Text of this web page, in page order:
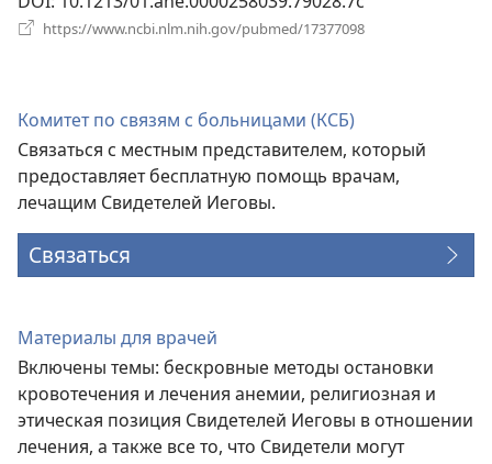
https://www.ncbi.nlm.nih.gov/pubmed/17377098
Комитет по связям с больницами (КСБ)
Связаться с местным представителем, который
предоставляет бесплатную помощь врачам,
лечащим Свидетелей Иеговы.
Связаться
Материалы для врачей
Включены темы: бескровные методы остановки
кровотечения и лечения анемии, религиозная и
этическая позиция Свидетелей Иеговы в отношении
лечения, а также все то, что Свидетели могут